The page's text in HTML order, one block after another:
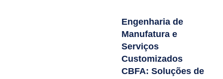
Engenharia de
Manufatura e
Serviços
Customizados
CBFA: Soluções de